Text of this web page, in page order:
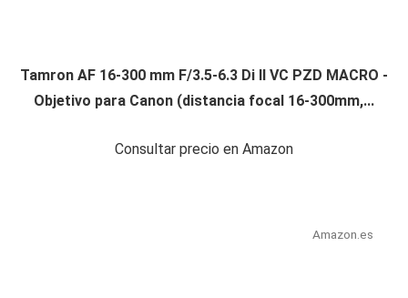
Tamron AF 16-300 mm F/3.5-6.3 Di II VC PZD MACRO -
Objetivo para Canon (distancia focal 16-300mm,...
Consultar precio en Amazon
Amazon.es